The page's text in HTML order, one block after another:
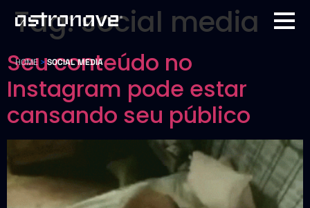
HOME >SOCIAL MEDIA
Tag:social media
Seu conteúdo no
Instagram pode estar
cansando seu público